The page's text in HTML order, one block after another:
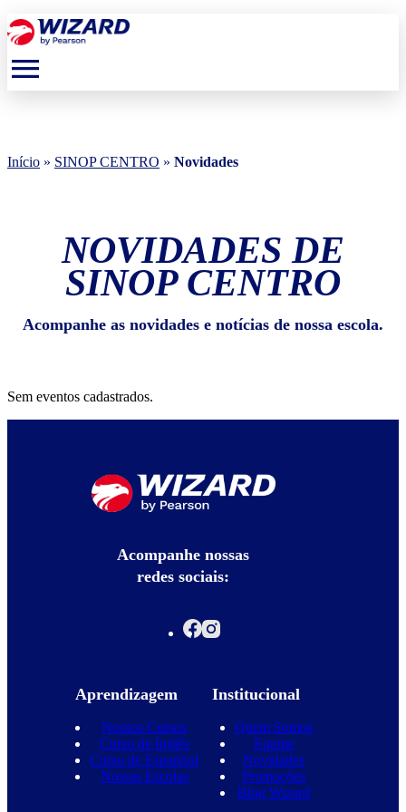
menu
Início » SINOP CENTRO » Novidades
NOVIDADES DE
SINOP CENTRO
Acompanhe as novidades e notícias de nossa escola.
Sem eventos cadastrados.
Acompanhe nossas
redes sociais:
Aprendizagem
Nossos Cursos
Curso de Inglês
Curso de Espanhol
Nossas Escolas
Institucional
Quem Somos
Equipe
Novidades
Promoções
Blog Wizard